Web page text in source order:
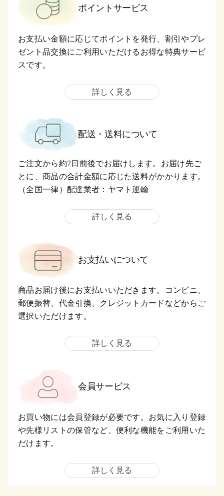
ポイントサービス
お支払い金額に応じてポイントを発行、割引やプレ
ゼント品交換にご利用いただけるお得な特典サービ
スです。
詳しく見る
配送・送料について
ご注文から約7日前後でお届けします。お届け先ご
とに、商品の合計金額に応じた送料がかかります。
（全国一律）配達業者：ヤマト運輸
詳しく見る
お支払いについて
商品お届け後にお支払いいただきます。コンビニ、
郵便振替、代金引換、クレジットカードなどからご
選択いただけます。
詳しく見る
会員サービス
お買い物には会員登録が必要です。お気に入り登録
や先様リストの保管など、便利な機能をご利用いた
だけます。
詳しく見る